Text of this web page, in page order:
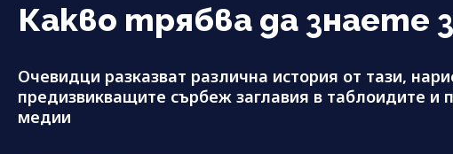
Какво трябва да знаете
Очевидци разказват различна история от тази,
предизвикващите сърбеж заглавия в таблоидите и
медии